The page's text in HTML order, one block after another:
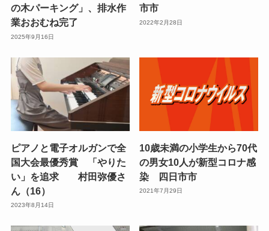
の木パーキング」、排水作
業おおむね完了
2025年9月16日
市市
2022年2月28日
ピアノと電子オルガンで全
国大会最優秀賞 「やりた
い」を追求 村田弥優さ
ん（16）
2023年8月14日
10歳未満の小学生から70代
の男女10人が新型コロナ感
染 四日市市
2021年7月29日